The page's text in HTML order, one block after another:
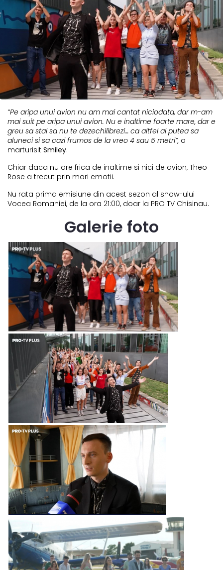
“Pe aripa unui avion nu am mai cantat niciodata, dar m-am
mai suit pe aripa unui avion. Nu e inaltime foarte mare, dar e
greu sa stai sa nu te dezechilibrezi… ca altfel ai putea sa
aluneci si sa cazi frumos de la vreo 4 sau 5 metri”, a
marturisit Smiley.
Chiar daca nu are frica de inaltime si nici de avion, Theo
Rose a trecut prin mari emotii.
Nu rata prima emisiune din acest sezon al show-ului
Vocea Romaniei, de la ora 21:00, doar la PRO TV Chisinau.
Galerie foto